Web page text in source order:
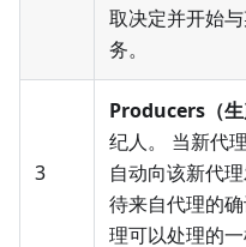
取决定并开始
务。
3
Producers（
纪人。 当新代
自动向该新代
待来自代理的
理可以处理的一